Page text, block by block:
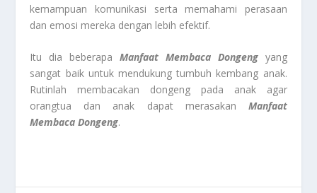
kemampuan komunikasi serta memahami perasaan
dan emosi mereka dengan lebih efektif.
Itu dia beberapa Manfaat Membaca Dongengyang
sangat baik untuk mendukung tumbuh kembang anak.
Rutinlah membacakan dongeng pada anak agar
orangtua dan anak dapat merasakan Manfaat
Membaca Dongeng.